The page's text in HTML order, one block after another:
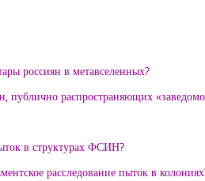
россиян в метавселенных?
публично распространяющих
в структурах ФСИН?
расследование пыток в